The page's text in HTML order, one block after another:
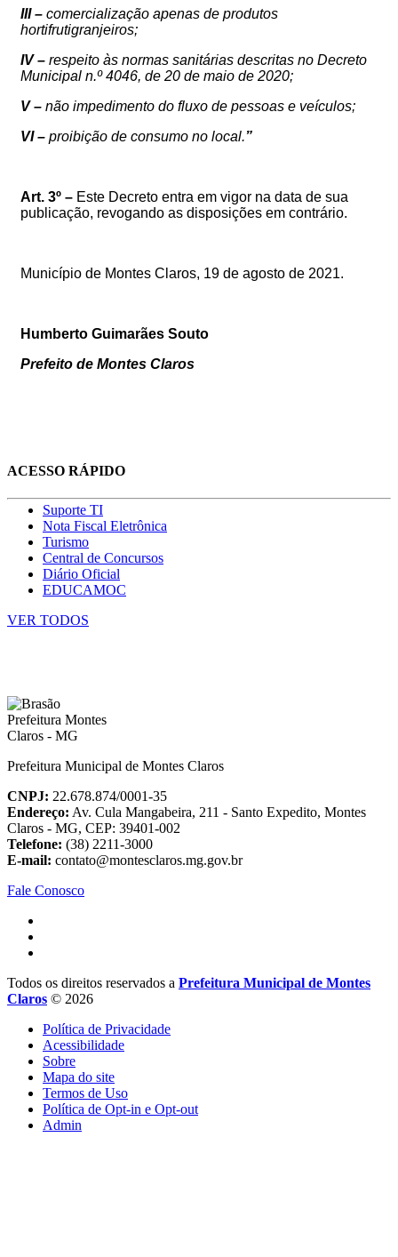
III – comercialização apenas de produtos
hortifrutigranjeiros;
IV – respeito às normas sanitárias descritas no Decreto
Municipal n.º 4046, de 20 de maio de 2020;
V – não impedimento do fluxo de pessoas e veículos;
VI – proibição de consumo no local.”
Art. 3º – Este Decreto entra em vigor na data de sua
publicação, revogando as disposições em contrário.
Município de Montes Claros, 19 de agosto de 2021.
Humberto Guimarães Souto
Prefeito de Montes Claros
ACESSO RÁPIDO
Suporte TI
Nota Fiscal Eletrônica
Turismo
Central de Concursos
Diário Oficial
EDUCAMOC
VER TODOS
Prefeitura Municipal de Montes Claros
CNPJ: 22.678.874/0001-35
Endereço: Av. Cula Mangabeira, 211 - Santo Expedito, Montes
Claros - MG, CEP: 39401-002
Telefone: (38) 2211-3000
E-mail: contato@montesclaros.mg.gov.br
Fale Conosco
Todos os direitos reservados a Prefeitura Municipal de Montes
Claros © 2026
Política de Privacidade
Acessibilidade
Sobre
Mapa do site
Termos de Uso
Política de Opt-in e Opt-out
Admin